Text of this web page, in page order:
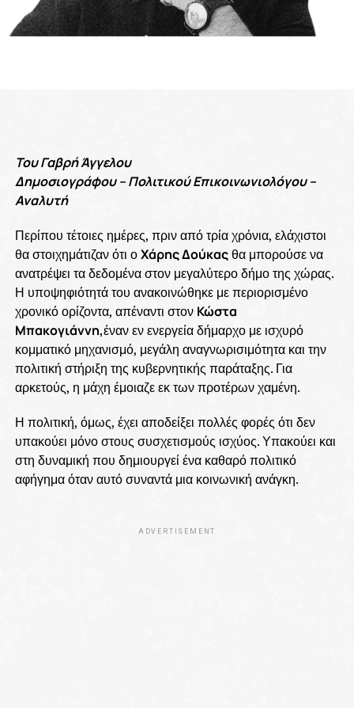
Του Γαβρή Άγγελου
Δημοσιογράφου – Πολιτικού Επικοινωνιολόγου –
Αναλυτή
Περίπου τέτοιες ημέρες, πριν από τρία χρόνια, ελάχιστοι
θα στοιχημάτιζαν ότι οΧάρης Δούκαςθα μπορούσε να
ανατρέψει τα δεδομένα στον μεγαλύτερο δήμο της χώρας.
Η υποψηφιότητά του ανακοινώθηκε με περιορισμένο
χρονικό ορίζοντα, απέναντι στον Κώστα
Μπακογιάννη,έναν εν ενεργεία δήμαρχο με ισχυρό
κομματικό μηχανισμό, μεγάλη αναγνωρισιμότητα και την
πολιτική στήριξη της κυβερνητικής παράταξης. Για
αρκετούς, η μάχη έμοιαζε εκ των προτέρων χαμένη.
Η πολιτική, όμως, έχει αποδείξει πολλές φορές ότι δεν
υπακούει μόνο στους συσχετισμούς ισχύος. Υπακούει και
στη δυναμική που δημιουργεί ένα καθαρό πολιτικό
αφήγημα όταν αυτό συναντά μια κοινωνική ανάγκη.
ADVERTISEMENT